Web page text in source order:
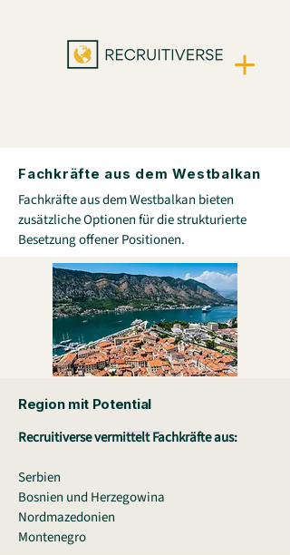
Fachkräfte aus dem Westbalkan
Fachkräfte aus dem Westbalkan bieten
zusätzliche Optionen für die strukturierte
Besetzung offener Positionen.
Region mit Potential
Recruitiverse vermittelt Fachkräfte aus:
Serbien
Bosnien und Herzegowina
Nordmazedonien
Montenegro